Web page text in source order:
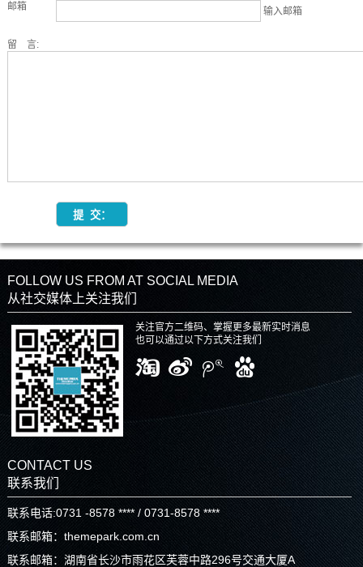
邮箱 输入邮箱
留 言:
FOLLOW US FROM AT SOCIAL MEDIA
从社交媒体上关注我们
关注官方二维码、掌握更多最新实时消息
也可以通过以下方式关注我们
CONTACT US
联系我们
联系电话:0731 -8578 **** / 0731-8578 ****
联系邮箱：themepark.com.cn
联系邮箱：湖南省长沙市雨花区芙蓉中路296号交通大厦A